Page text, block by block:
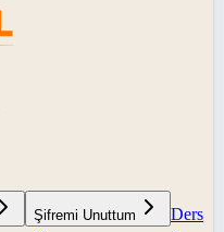
Şifremi Unuttum
Ders